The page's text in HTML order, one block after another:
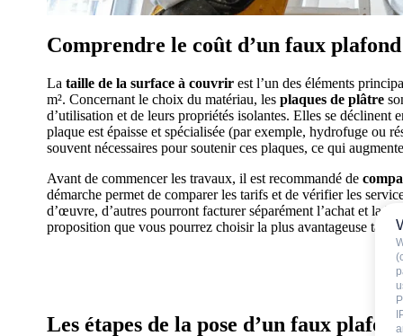
Comprendre le coût d’un faux
La taille de la surface à couvrir est l’un des éléments
m². Concernant le choix du matériau, les plaques de plâtre
d’utilisation et de leurs propriétés isolantes. Elles se déclinent
plaque est épaisse et spécialisée (par exemple, hydrofuge ou
souvent nécessaires pour soutenir ces plaques, ce qui
Avant de commencer les travaux, il est recommandé de
démarche permet de comparer les tarifs et de vérifier les
d’œuvre, d’autres pourront facturer séparément l’achat et la
proposition que vous pourrez choisir la plus avantageuse tant
AVEZ-VOUS DES PROJETS DE
Les étapes de la pose d’un faux